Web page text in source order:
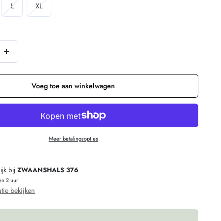
LVariant
uitverkocht
niet
XLVariant
uitverkocht
Verhoog
de
hoeveelheid
voor
KOMODO
geruit
PURPLE
biologisch
Voeg toe aan winkelwagen
Meer betalingsopties
bijZWAANSHALS 376
2 uur
bekijken